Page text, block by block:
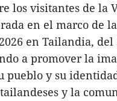
los visitantes de la
en el marco de
en Tailandia,
a promover la
pueblo y su
y la